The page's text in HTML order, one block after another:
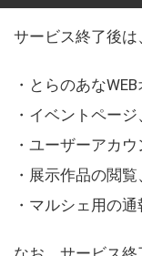
サービス終了後は
・とらのあな
・イベントペー
・ユーザーアカ
・展示作品の閲
・マルシェ用の